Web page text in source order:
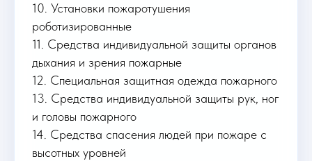
10. Установки пожаротушения
роботизированные
11. Средства индивидуальной защиты органов
дыхания и зрения пожарные
12. Специальная защитная одежда пожарного
13. Средства индивидуальной защиты рук, ног
и головы пожарного
14. Средства спасения людей при пожаре с
высотных уровней